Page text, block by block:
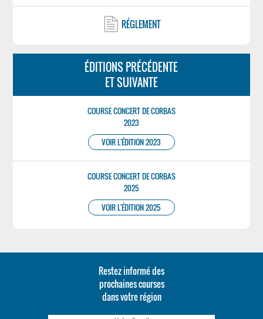
RÉGLEMENT
ÉDITIONS PRÉCÉDENTE
ET SUIVANTE
COURSE CONCERT DE CORBAS
2023
VOIR L'ÉDITION 2023
COURSE CONCERT DE CORBAS
2025
VOIR L'ÉDITION 2025
Restez informé des
prochaines courses
dans votre région